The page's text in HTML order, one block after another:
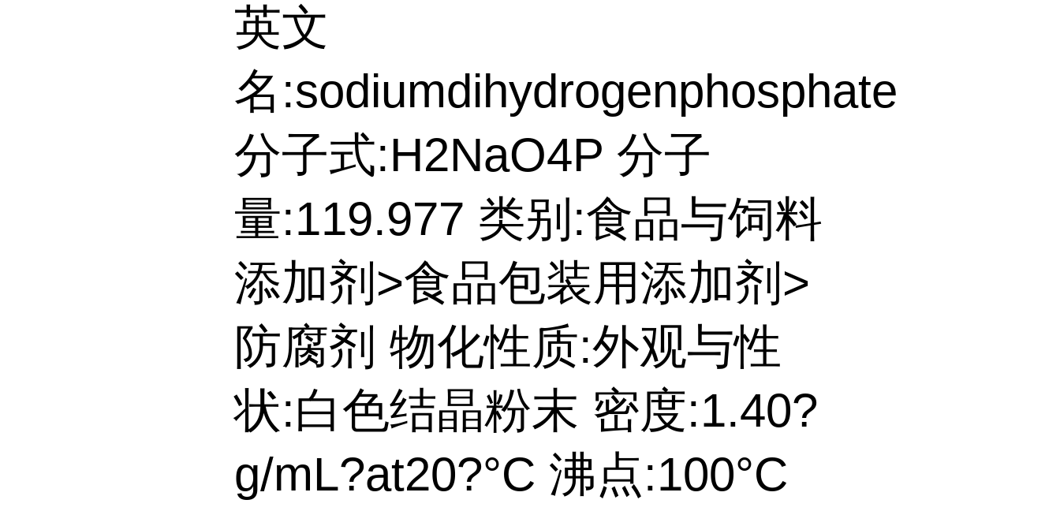
英文
名:sodiumdihydrogenphosphate
分子式:H2NaO4P 分子
量:119.977 类别:食品与饲料
添加剂>食品包装用添加剂>
防腐剂 物化性质:外观与性
状:白色结晶粉末 密度:1.40?
g/mL?at20?°C 沸点:100°C